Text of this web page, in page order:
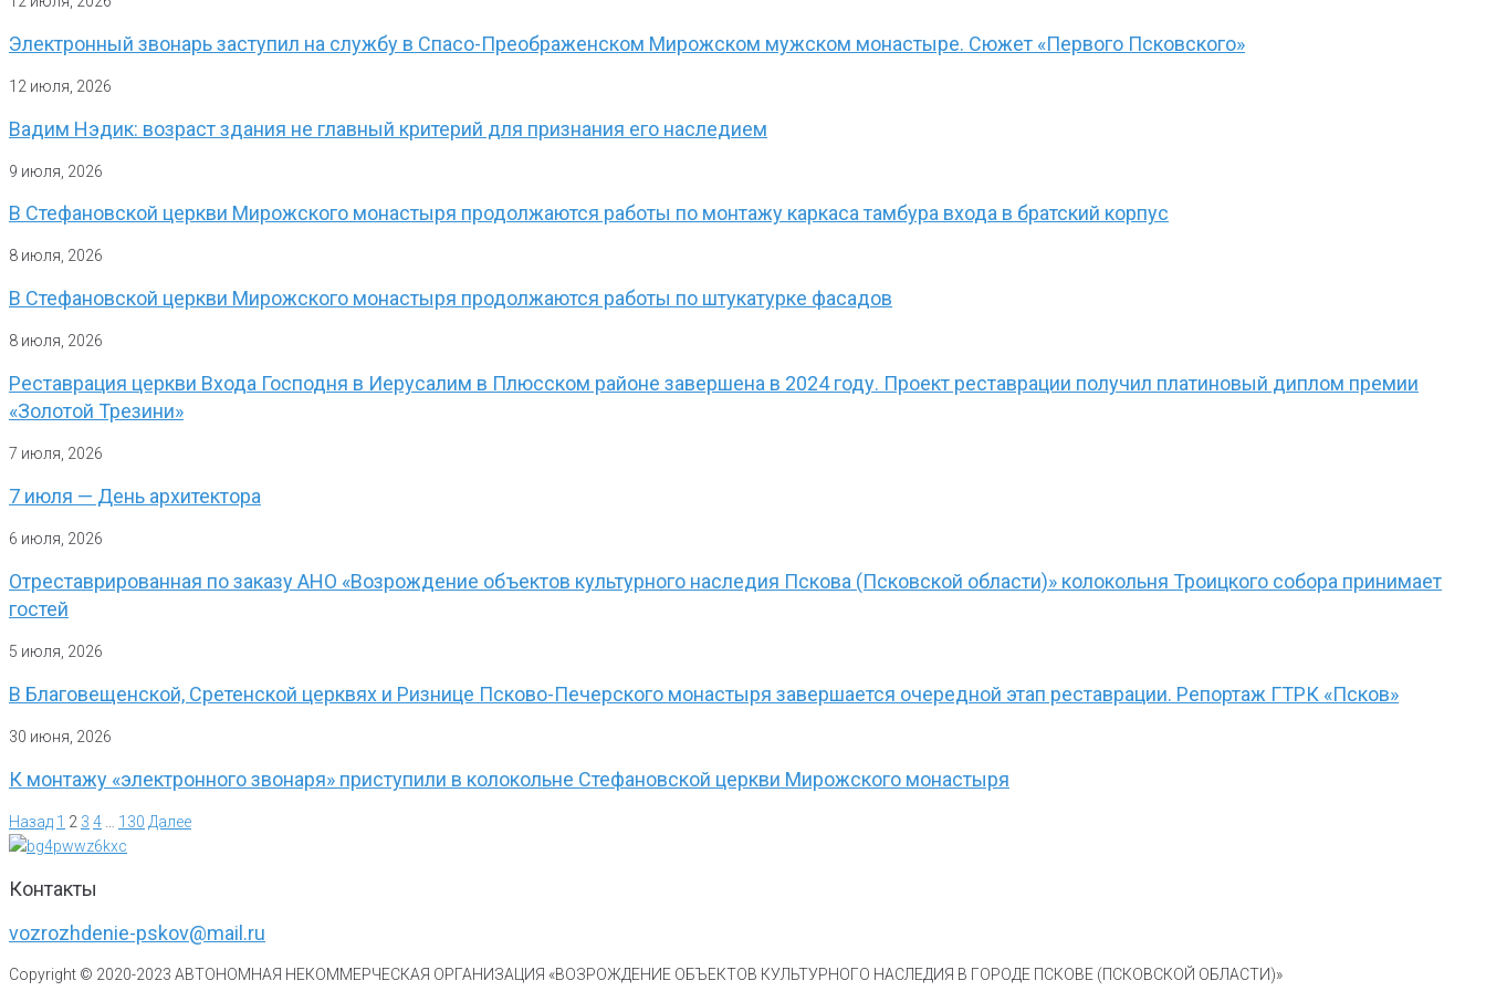
Электронный звонарь заступил на службу в Спасо-Преображенском Мирожском мужском монастыре. Сюжет «Первого Псковского»
12 июля, 2026
Вадим Нэдик: возраст здания не главный критерий для признания его наследием
9 июля, 2026
В Стефановской церкви Мирожского монастыря продолжаются работы по монтажу каркаса тамбура входа в братский корпус
8 июля, 2026
В Стефановской церкви Мирожского монастыря продолжаются работы по штукатурке фасадов
8 июля, 2026
Реставрация церкви Входа Господня в Иерусалим в Плюсском районе завершена в 2024 году. Проект реставрации получил платиновый диплом премии
«Золотой Трезини»
7 июля, 2026
7 июля — День архитектора
6 июля, 2026
Отреставрированная по заказу АНО «Возрождение объектов культурного наследия Пскова (Псковской области)» колокольня Троицкого собора принимает
гостей
5 июля, 2026
В Благовещенской, Сретенской церквях и Ризнице Псково-Печерского монастыря завершается очередной этап реставрации. Репортаж ГТРК «Псков»
30 июня, 2026
К монтажу «электронного звонаря» приступили в колокольне Стефановской церкви Мирожского монастыря
Назад 1 2 3 4 130 Далее
Контакты
vozrozhdenie-pskov@mail.ru
Copyright © 2020-2023 АВТОНОМНАЯ НЕКОММЕРЧЕСКАЯ ОРГАНИЗАЦИЯ «ВОЗРОЖДЕНИЕ ОБЪЕКТОВ КУЛЬТУРНОГО НАСЛЕДИЯ В ГОРОДЕ ПСКОВЕ (ПСКОВСКОЙ ОБЛАСТИ)»